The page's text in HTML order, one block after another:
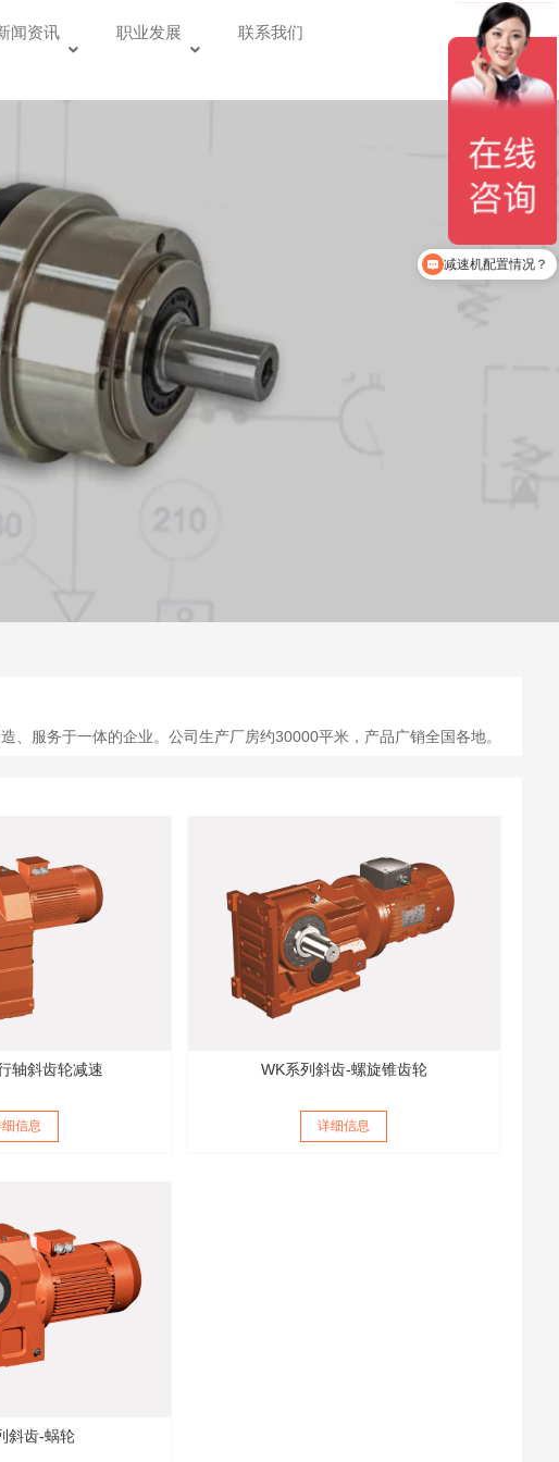
闻资讯 职业发展 联系我们
、服务于一体的企业。公司生产厂房约30000平米，产品广销全国各地。
轴斜齿轮减速
信息
WK系列斜齿-螺旋锥齿轮
详细信息
斜齿-蜗轮
减速机配置情况？